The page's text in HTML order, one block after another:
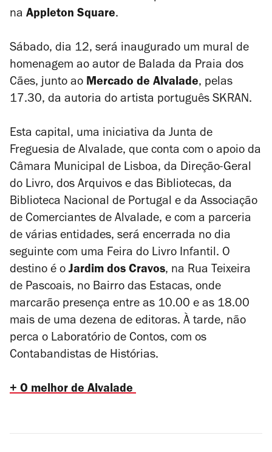
na Appleton Square.
Sábado, dia 12, será inaugurado um mural de
homenagem ao autor de Balada da Praia dos
Cães, junto ao Mercado de Alvalade, pelas
17.30, da autoria do artista português SKRAN.
Esta capital, uma iniciativa da Junta de
Freguesia de Alvalade, que conta com o apoio da
Câmara Municipal de Lisboa, da Direção-Geral
do Livro, dos Arquivos e das Bibliotecas, da
Biblioteca Nacional de Portugal e da Associação
de Comerciantes de Alvalade, e com a parceria
de várias entidades, será encerrada no dia
seguinte com uma Feira do Livro Infantil. O
destino é o Jardim dos Cravos, na Rua Teixeira
de Pascoais, no Bairro das Estacas, onde
marcarão presença entre as 10.00 e as 18.00
mais de uma dezena de editoras. À tarde, não
perca o Laboratório de Contos, com os
Contabandistas de Histórias.
+ O melhor de Alvalade